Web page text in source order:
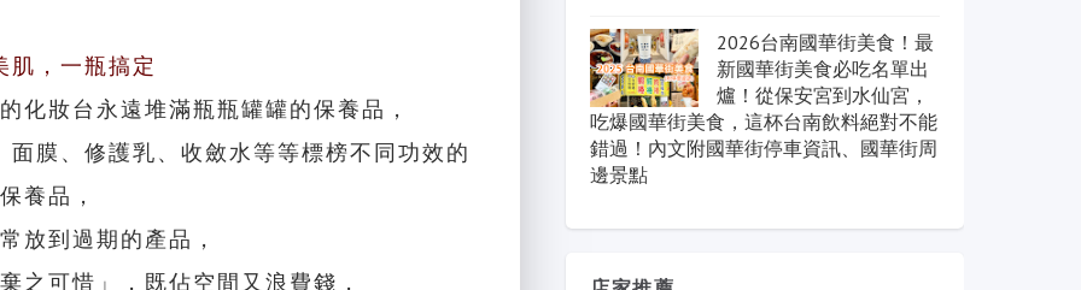
肌，一瓶搞定
化妝台永遠堆滿瓶瓶罐罐的保養品，
膜、修護乳、收斂水等等標榜不同功效的
保養品，
放到過期的產品，
之可惜」，既佔空間又浪費錢，
2026台南國華街美食！最
新國華街美食必吃名單出
爐！從保安宮到水仙宮，
吃爆國華街美食，這杯台南飲料絕對不能
錯過！內文附國華街停車資訊、國華街周
邊景點